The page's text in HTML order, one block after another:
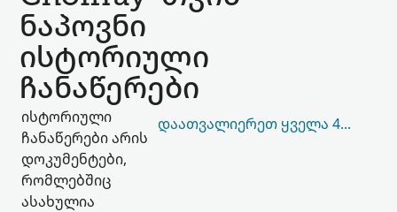
ნაპოვნი
ისტორიული
ჩანაწერები
ისტორიული
ჩანაწერები არის
დოკუმენტები,
რომლებშიც
ასახულია
ᲓᲐᲐᲗᲕᲐᲚᲘᲔᲠᲔᲗ ᲧᲕᲔᲚᲐ 48,353